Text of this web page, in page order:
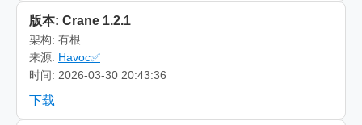
版本: Crane 1.2.1
架构: 有根
来源: Havoc✅
时间: 2026-03-30 20:43:36
下载